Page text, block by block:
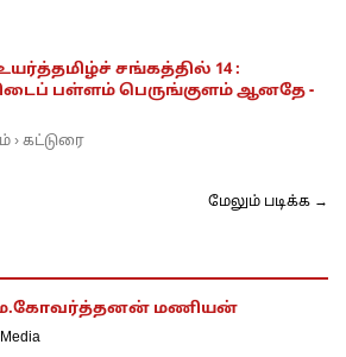
சங்கத்தில் 14 :
பள்ளம் பெருங்குளம் ஆனதே -
› கட்டுரை
மேலும் படிக்க →
மணியன்